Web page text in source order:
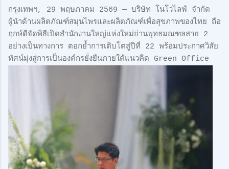
กรุงเทพฯ, 29 พฤษภาคม 2569 — บริษัท โนโวไลฟ์ จำกัด
ผู้นำด้านผลิตภัณฑ์สมุนไพรและผลิตภัณฑ์เพื่อสุขภาพของไทย ถือ
ฤกษ์ดีจัดพิธีเปิดสำนักงานใหญ่แห่งใหม่ย่านพุทธมณฑลสาย 2
อย่างเป็นทางการ ตอกย้ำการเติบโตสู่ปีที่ 22 พร้อมประกาศวิสัย
ทัศน์มุ่งสู่การเป็นองค์กรยั่งยืนภายใต้แนวคิด Green Office